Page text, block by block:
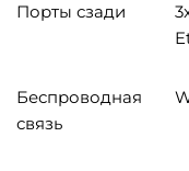
Порты сзади
Беспроводная
связь